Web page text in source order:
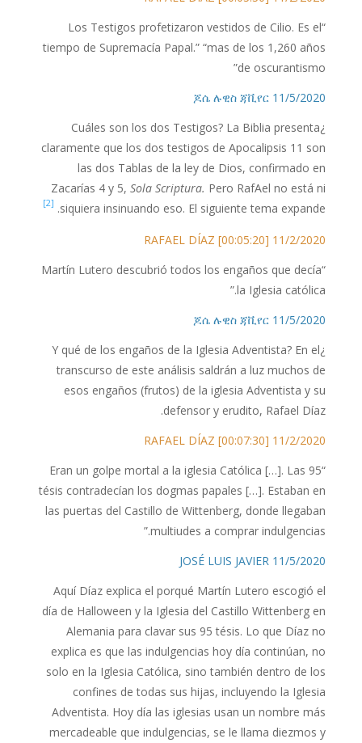
“Los Testigos profetizaron vestidos de Cilio. Es el
tiempo de Supremacía Papal.” “mas de los 1,260 años
de oscurantismo”
11/5/2020 ጆሴ ሉዊስ ጃቪየር
¿Cuáles son los dos Testigos? La Biblia presenta
claramente que los dos testigos de Apocalipsis 11 son
las dos Tablas de la ley de Dios, confirmado en
Zacarías 4 y 5,Sola Scriptura. Pero RafAel no está ni
siquiera insinuando eso. El siguiente tema expande.
[2]
11/2/2020 RAFAEL DÍAZ [00:05:20]
“Martín Lutero descubrió todos los engaños que decía
la Iglesia católica.”
11/5/2020 ጆሴ ሉዊስ ጃቪየር
¿Y qué de los engaños de la Iglesia Adventista? En el
transcurso de este análisis saldrán a luz muchos de
esos engaños (frutos) de la iglesia Adventista y su
defensor y erudito, Rafael Díaz.
11/2/2020 RAFAEL DÍAZ [00:07:30]
“Eran un golpe mortal a la iglesia Católica […]. Las 95
tésis contradecían los dogmas papales […]. Estaban en
las puertas del Castillo de Wittenberg, donde llegaban
multiudes a comprar indulgencias.”
11/5/2020 JOSÉ LUIS JAVIER
Aquí Díaz explica el porqué Martín Lutero escogió el
día de Halloween y la Iglesia del Castillo Wittenberg en
Alemania para clavar sus 95 tésis. Lo que Díaz no
explica es que las indulgencias hoy día continúan, no
solo en la Iglesia Católica, sino también dentro de los
confines de todas sus hijas, incluyendo la Iglesia
Adventista. Hoy día las iglesias usan un nombre más
mercadeable que indulgencias, se le llama diezmos y